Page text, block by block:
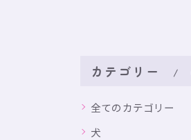
カテゴリー
全てのカテゴリー
犬